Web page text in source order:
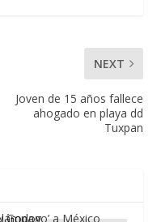
NEXT
Joven de 15 años fallece
ahogado en playa dd
Tuxpan